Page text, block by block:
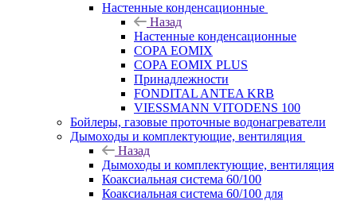
Настенные конденсационные
Назад
Настенные конденсационные
COPA EOMIX
COPA EOMIX PLUS
Принадлежности
FONDITAL ANTEA KRB
VIESSMANN VITODENS 100
Бойлеры, газовые проточные водонагреватели
Дымоходы и комплектующие, вентиляция
Назад
Дымоходы и комплектующие, вентиляция
Коаксиальная система 60/100
Коаксиальная система 60/100 для